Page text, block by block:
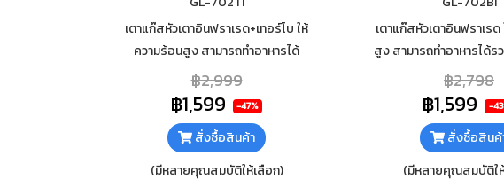
เตาแก๊สหัวเตาอินฟราเรด+เทอร์โบ ให้
ความร้อนสูง สามารถทำอาหารได้
รวดเร็ว กระจกนิรภัยหนา 7mm เสริม
ฟอยกันความร้อนใต้กระจก ทำความ
สะอาดง่าย
฿2,999
฿1,599 -47%
สั่งซื้อสินค้า
(มีหลายคุณสมบัติให้เลือก)
เตาแก๊สหัวเตาอินฟราเร
สูง สามารถทำอาหารได้ร
นิรภัยหนา 7mm เสริมฟอ
ใต้กระจก ทำความสะ
฿2,798
฿1,599 -
สั่งซื้อสินค้
(มีหลายคุณสมบัติใ